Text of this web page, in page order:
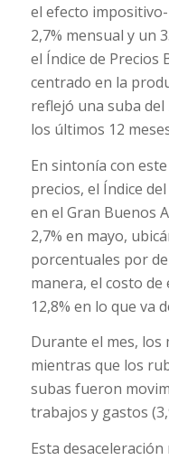
el efecto
2,7% mensual y un
el Índice de Precios
centrado en la
reflejó una suba del
los últimos 12
En sintonía con
precios, el Índice
en el Gran Buenos
2,7% en mayo,
porcentuales por
manera, el costo
12,8% en lo que va
Durante el mes, los
mientras que los
subas fueron
trabajos y gastos
Esta